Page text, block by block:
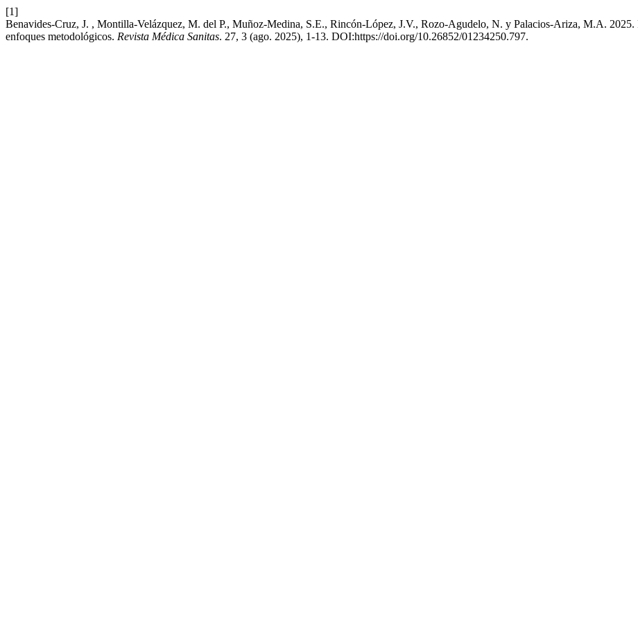
[1]
Benavides-Cruz, J. , Montilla-Velázquez, M. del P., Muñoz-Medina, S.E., Rincón-López, J.V., Rozo-Agudelo, N. y Palacios-Ariza, M.A. 2025.
enfoques metodológicos. Revista Médica Sanitas. 27, 3 (ago. 2025), 1-13. DOI:https://doi.org/10.26852/01234250.797.